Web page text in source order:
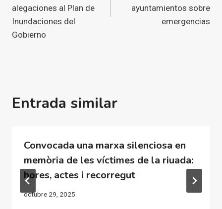
alegaciones al Plan de
Inundaciones del
Gobierno
ayuntamientos sobre
emergencias
Entrada similar
Convocada una marxa silenciosa en
memòria de les víctimes de la riuada:
hores, actes i recorregut
octubre 29, 2025